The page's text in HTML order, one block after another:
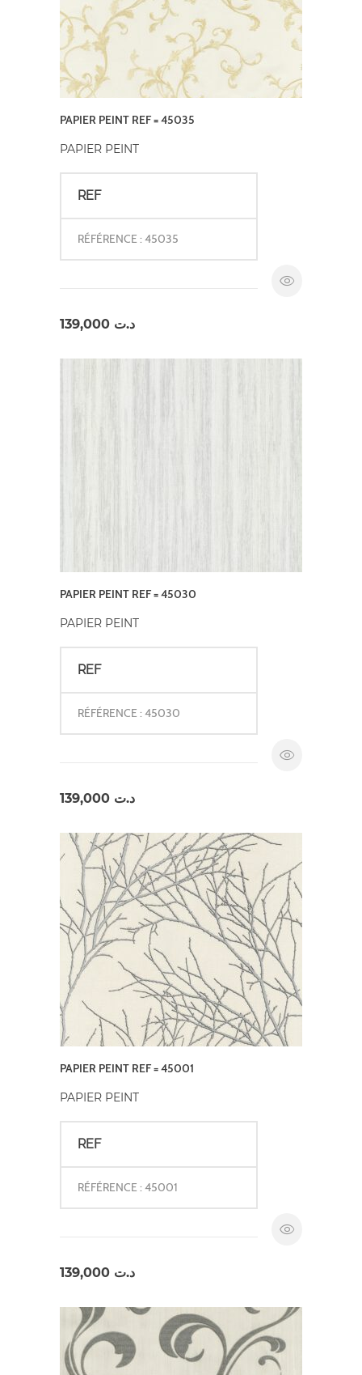
PAPIER PEINT REF = 45035
PAPIER PEINT
REF
RÉFÉRENCE : 45035
د.ت
PAPIER PEINT REF = 45030
PAPIER PEINT
REF
RÉFÉRENCE : 45030
د.ت
PAPIER PEINT REF = 45001
PAPIER PEINT
REF
RÉFÉRENCE : 45001
د.ت